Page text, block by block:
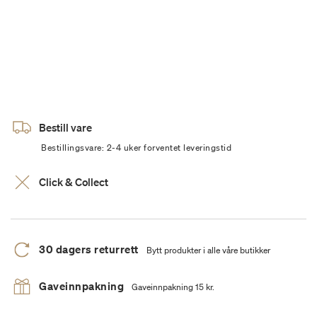
Bestill vare
Bestillingsvare: 2-4 uker forventet leveringstid
Click & Collect
30 dagers returrett Bytt produkter i alle våre butikker
Gaveinnpakning Gaveinnpakning 15 kr.